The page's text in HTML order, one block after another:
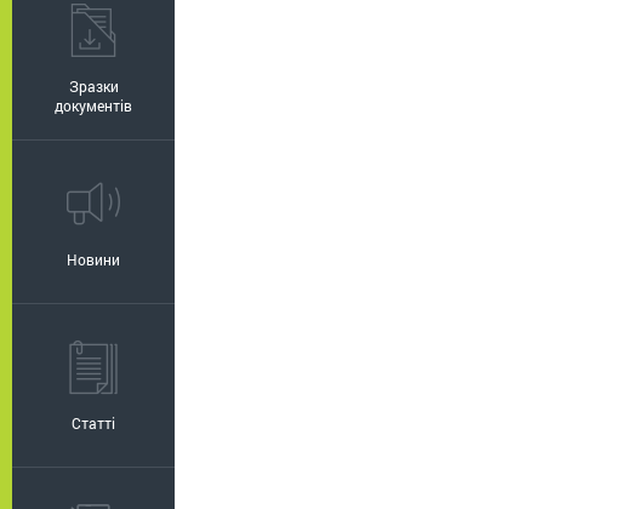
Зразки
документів
Новини
Статті